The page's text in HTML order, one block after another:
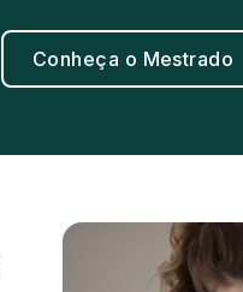
Conheça o Mestrado